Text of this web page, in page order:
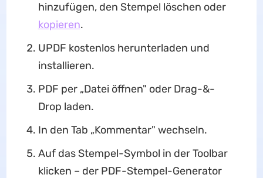
hinzufügen, den Stempel löschen oder
kopieren.
UPDF kostenlos herunterladen und
installieren.
PDF per „Datei öffnen" oder Drag-&-
Drop laden.
In den Tab „Kommentar" wechseln.
Auf das Stempel-Symbol in der Toolbar
klicken – der PDF-Stempel-Generator